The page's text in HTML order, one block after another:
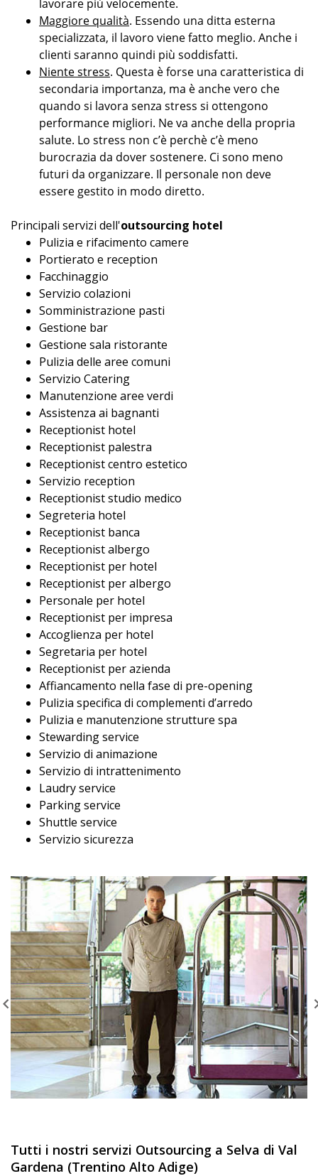
lavorare più velocemente.
Maggiore qualità. Essendo una ditta esterna
specializzata, il lavoro viene fatto meglio. Anche i
clienti saranno quindi più soddisfatti.
Niente stress. Questa è forse una caratteristica di
secondaria importanza, ma è anche vero che
quando si lavora senza stress si ottengono
performance migliori. Ne va anche della propria
salute. Lo stress non c’è perchè c’è meno
burocrazia da dover sostenere. Ci sono meno
futuri da organizzare. Il personale non deve
essere gestito in modo diretto.
Principali servizi dell'outsourcing hotel
Pulizia e rifacimento camere
Portierato e reception
Facchinaggio
Servizio colazioni
Somministrazione pasti
Gestione bar
Gestione sala ristorante
Pulizia delle aree comuni
Servizio Catering
Manutenzione aree verdi
Assistenza ai bagnanti
Receptionist hotel
Receptionist palestra
Receptionist centro estetico
Servizio reception
Receptionist studio medico
Segreteria hotel
Receptionist banca
Receptionist albergo
Receptionist per hotel
Receptionist per albergo
Personale per hotel
Receptionist per impresa
Accoglienza per hotel
Segretaria per hotel
Receptionist per azienda
Affiancamento nella fase di pre-opening
Pulizia specifica di complementi d’arredo
Pulizia e manutenzione strutture spa
Stewarding service
Servizio di animazione
Servizio di intrattenimento
Laudry service
Parking service
Shuttle service
Servizio sicurezza
Tutti i nostri servizi Outsourcing a Selva di Val
Gardena (Trentino Alto Adige)